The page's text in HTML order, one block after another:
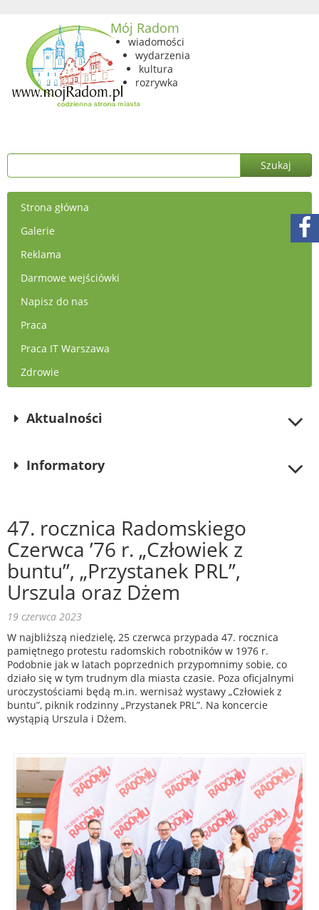
Mój Radom
wiadomości
wydarzenia
kultura
rozrywka
Strona główna
Galerie
Reklama
Darmowe wejściówki
Napisz do nas
Praca
Praca IT Warszawa
Zdrowie
Aktualności
Informatory
47. rocznica Radomskiego
Czerwca ’76 r. „Człowiek z
buntu”, „Przystanek PRL”,
Urszula oraz Dżem
19 czerwca 2023
W najbliższą niedzielę, 25 czerwca przypada 47. rocznica
pamiętnego protestu radomskich robotników w 1976 r.
Podobnie jak w latach poprzednich przypomnimy sobie, co
działo się w tym trudnym dla miasta czasie. Poza oficjalnymi
uroczystościami będą m.in. wernisaż wystawy „Człowiek z
buntu”, piknik rodzinny „Przystanek PRL”. Na koncercie
wystąpią Urszula i Dżem.